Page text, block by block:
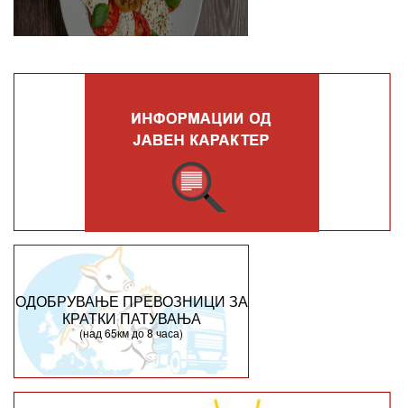
ОДОБРУВАЊЕ ПРЕВОЗНИЦИ ЗА
КРАТКИ ПАТУВАЊА
(над 65км до 8 часа)